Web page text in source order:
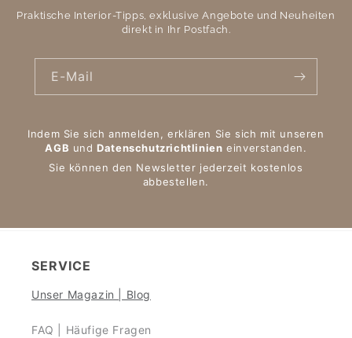
Praktische Interior-Tipps, exklusive Angebote und Neuheiten
direkt in Ihr Postfach.
E-Mail
Indem Sie sich anmelden, erklären Sie sich mit unseren
AGB undDatenschutzrichtlinien einverstanden.
Sie können den Newsletter jederzeit kostenlos
abbestellen.
SERVICE
Unser Magazin | Blog
FAQ | Häufige Fragen